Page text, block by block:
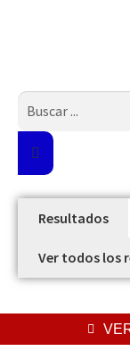
Resultados
Ver todos los